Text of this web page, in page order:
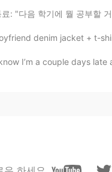
정상에 세(2100 M)
정상에서 (2100 M)
우리 할머니도 (69살
: "다음 학기에 뭘 공부할 거야?" 나:
denim jacket + t-
I’m a couple days